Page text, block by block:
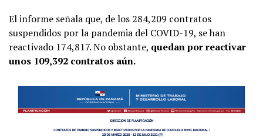
El informe señala que, de los 284,209 contratos
suspendidos por la pandemia del COVID-19, se han
reactivado 174,817. No obstante, quedan por reactivar
unos 109,392 contratos aún.